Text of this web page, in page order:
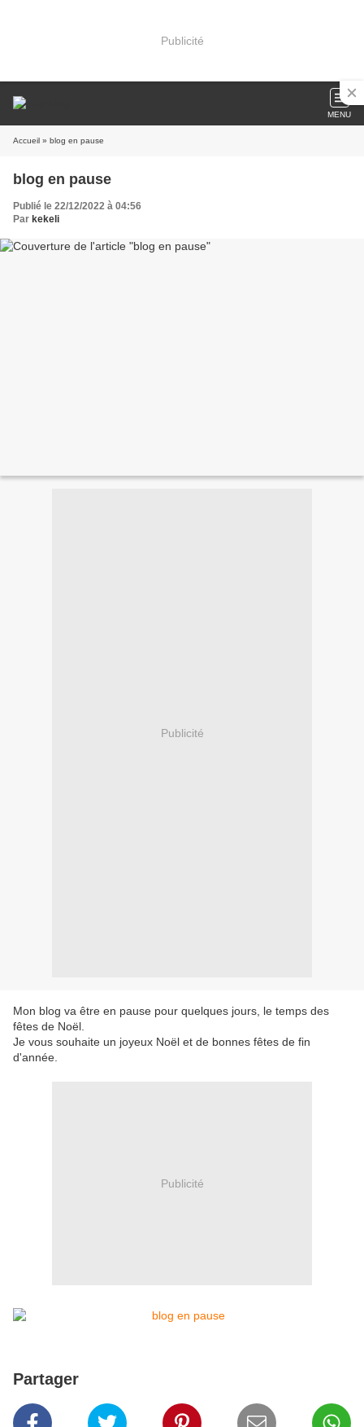
Publicité
MENU
Accueil » blog en pause
blog en pause
Publié le 22/12/2022 à 04:56
Par kekeli
Publicité
Mon blog va être en pause pour quelques jours, le temps des
fêtes de Noël.
Je vous souhaite un joyeux Noël et de bonnes fêtes de fin
d'année.
Publicité
Partager